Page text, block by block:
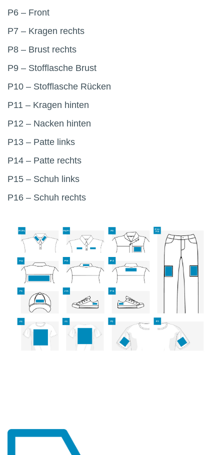
P6 – Front
P7 – Kragen rechts
P8 – Brust rechts
P9 – Stofflasche Brust
P10 – Stofflasche Rücken
P11 – Kragen hinten
P12 – Nacken hinten
P13 – Patte links
P14 – Patte rechts
P15 – Schuh links
P16 – Schuh rechts